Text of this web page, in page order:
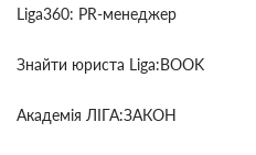
Liga360: PR-менеджер
Знайти юриста Liga:BOOK
Академія ЛІГА:ЗАКОН